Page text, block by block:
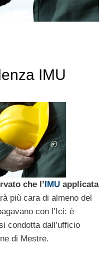
IMU
che l’IMU applicata
più cara di almeno del
con l’Ici: è
condotta dall’ufficio
di Mestre.